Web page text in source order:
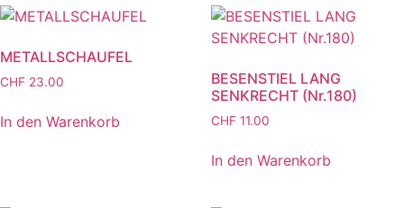
METALLSCHAUFEL
CHF 23.00
In den Warenkorb
BESENSTIEL LANG
SENKRECHT (Nr.180)
CHF 11.00
In den Warenkorb